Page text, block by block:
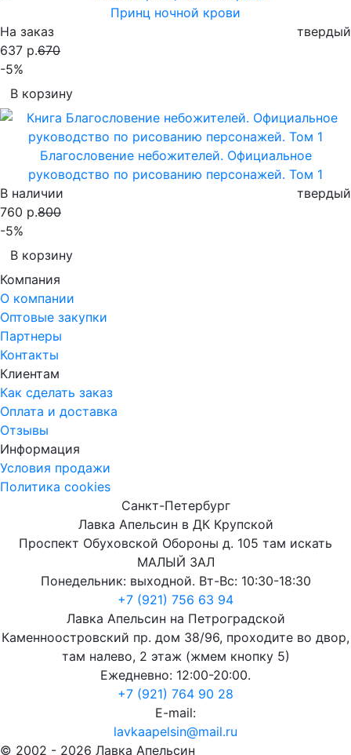
Принц ночной крови
На заказ
твердый
637 р.670
-5%
В корзину
Благословение небожителей. Официальное
руководство по рисованию персонажей. Том 1
В наличии
твердый
760 р.800
-5%
В корзину
Компания
О компании
Оптовые закупки
Партнеры
Контакты
Клиентам
Как сделать заказ
Оплата и доставка
Отзывы
Информация
Условия продажи
Политика cookies
Санкт-Петербург
Лавка Апельсин в ДК Крупской
Проспект Обуховской Обороны д. 105 там искать
МАЛЫЙ ЗАЛ
Понедельник: выходной. Вт-Вс: 10:30-18:30
+7 (921) 756 63 94
Лавка Апельсин на Петроградской
Каменноостровский пр. дом 38/96, проходите во двор,
там налево, 2 этаж (жмем кнопку 5)
Ежедневно: 12:00-20:00.
+7 (921) 764 90 28
E-mail:
lavkaapelsin@mail.ru
© 2002 - 2026 Лавка Апельсин